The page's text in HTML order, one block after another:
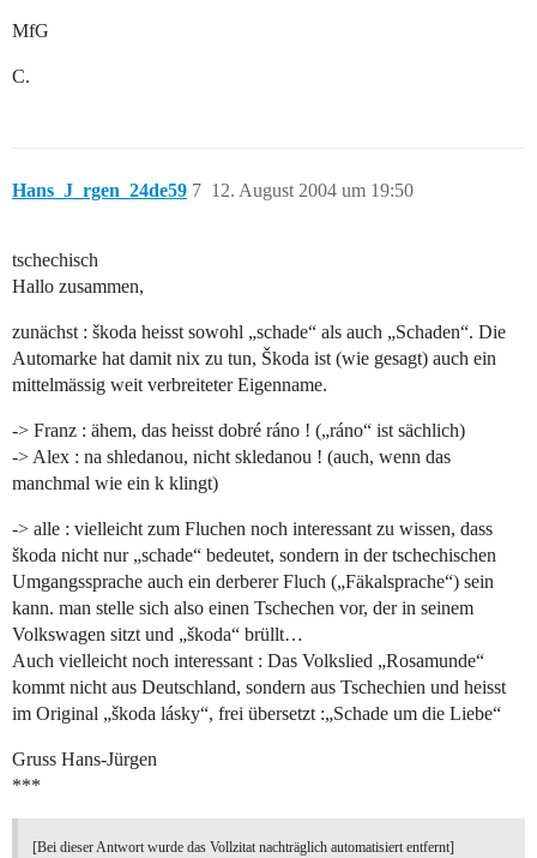
MfG
C.
Hans_J_rgen_24de59 12. August 2004 um 19:50
7
tschechisch
Hallo zusammen,
zunächst : škoda heisst sowohl „schade“ als auch „Schaden“. Die
Automarke hat damit nix zu tun, Škoda ist (wie gesagt) auch ein
mittelmässig weit verbreiteter Eigenname.
-> Franz : ähem, das heisst dobré ráno ! („ráno“ ist sächlich)
-> Alex : na shledanou, nicht skledanou ! (auch, wenn das
manchmal wie ein k klingt)
-> alle : vielleicht zum Fluchen noch interessant zu wissen, dass
škoda nicht nur „schade“ bedeutet, sondern in der tschechischen
Umgangssprache auch ein derberer Fluch („Fäkalsprache“) sein
kann. man stelle sich also einen Tschechen vor, der in seinem
Volkswagen sitzt und „škoda“ brüllt…
Auch vielleicht noch interessant : Das Volkslied „Rosamunde“
kommt nicht aus Deutschland, sondern aus Tschechien und heisst
im Original „škoda lásky“, frei übersetzt :„Schade um die Liebe“
Gruss Hans-Jürgen
***
[Bei dieser Antwort wurde das Vollzitat nachträglich automatisiert entfernt]